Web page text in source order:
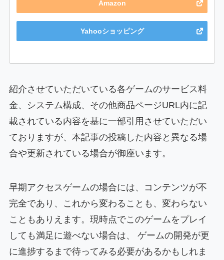
Amazon
Yahooショッピング
紹介させていただいている各ゲームのサービス料
金、システム構成、その他商品ページURL内に記
載されている内容を基に一部引用させていただい
ておりますが、本記事の投稿した内容と異なる場
合や更新されている場合が御座います。
早期アクセスゲームの場合には、コンテンツが不
完全であり、これから変わることも、変わらない
こともありえます。現時点でこのゲームをプレイ
しても満足に遊べない場合は、 ゲームの開発が更
に進捗するまで待ってみる必要があるかもしれま